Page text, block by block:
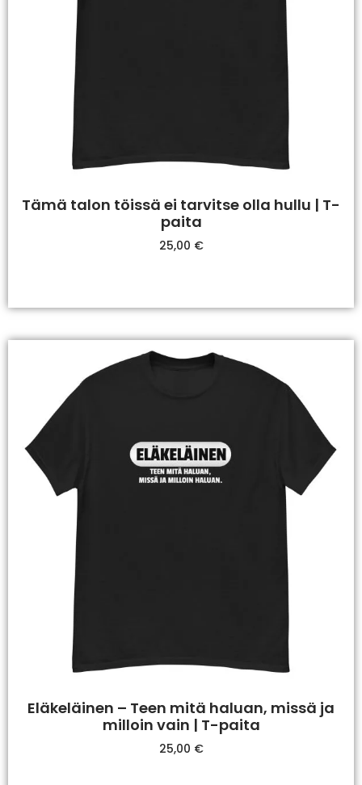
Tämä talon töissä ei tarvitse olla hullu | T-
paita
25,00 €
Eläkeläinen – Teen mitä haluan, missä ja
milloin vain | T-paita
25,00 €